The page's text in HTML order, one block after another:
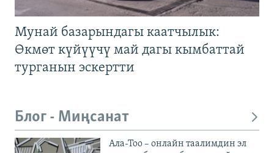
Мунай базарындагы каатчылык:
Өкмөт күйүүчү май дагы кымбаттай
турганын эскертти
Блог - Миңсанат
Ала-Тоо – онлайн таалимдин эл